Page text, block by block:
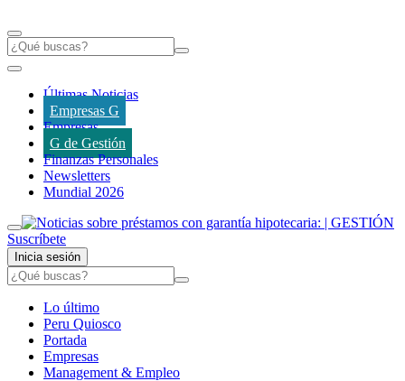
Últimas Noticias
Empresas G
Empresas
G de Gestión
Finanzas Personales
Newsletters
Mundial 2026
Suscríbete
Inicia sesión
Lo último
Peru Quiosco
Portada
Empresas
Management & Empleo